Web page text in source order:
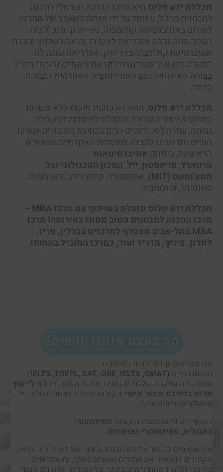
מכללת ידע פלוס היא מרכז הדרכה ישראלי להכנה
למבחנים בחו"ל, שנוסד על ידי מנהלו לשעבר של המרכז
למורים באוניברסיטת קולומביה, ניו–יורק. מנכ"ל בית
הספר הינה גברת אנדריאה לאנג רז, מרצה בטכניון ובוגרת
אוניברסיטת קולומביה בניו יורק. אנדריאה שמה לה
למטרה להכשיר סטודנטים לקראת לימודים גבוהים בחו"ל
בצורה האיכותית ועם האוריינטציה האקדמית הגבוהה
ביותר.
מכללת ידע פלוס, המוכרת בזכות איכות ללא פשרות
בתחום שירותי ההוראה והקבלה למוסדות להשכלה
גבוהה, עוזרת לסטודנטים רבים בכתיבת החיבורים וקורות
החיים הנדרשים לקבלה למוסדות האקדמיים מהשורה
הראשונה, ביניהם אוניברסיטאות
הרווארד, פרינסטון, ייל, המכון הטכנולוגי של
מסצ'וסטס (MIT)
, אוקספורד, קיימברידג', דארתמות',
סטנפורד, וקולומביה.
מכללת ידע פלוס
פועלת בשיתוף עם מרכז MBA –
מרכז ההכנה למבחנים הטוב מסוגו באירופה! מרכז
MBA בתל-אביב מצטרף למרכזים בברלין, פריז,
לונדון, ציריך, מדריד ועוד, כמרכז המוביל בתחומו.
אנו מקיימים קורסי הכנה למבחנים
הסטנדרטיים (
IELTS ,TOEFL, SAT, GRE, IELTS ,GMAT
)
ומעניקים תמיכה הכוללת תרגומים, איתור מלגות, בנוסף לייעוץ
וסיוע בכתיבת חיבור אישי + קורות חיים + מכתבי המלצה +
סימולציות ריאיון אישי.
בנוסף ידע פלוס מעבירה קורסי פסיכומטרי
באנגלית, פסיכומטרי בצרפתית.
אנו שואפים לשמור על רמה גבוהה ביותר של מצוינות בהוראה,
מקפידים להעסיק את המורים הטובים ביותר, ומשתמשים
בחומרי הלימוד המתקדמים ביותר. כל המורים שלנו הם אנשי